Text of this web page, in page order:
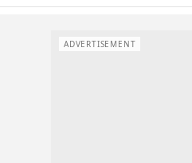
ADVERTISEMENT